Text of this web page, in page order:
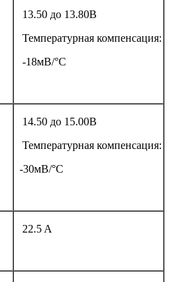
13.50 до 13.80В
Температурная компенсация:
-18мВ/°С
14.50 до 15.00В
Температурная компенсация:
-30мВ/°С
22.5 A